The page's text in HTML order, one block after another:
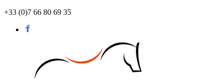
+33 (0)7 66 80 69 35